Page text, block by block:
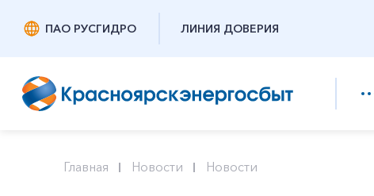
ПАО РУСГИДРО ЛИНИЯ ДОВЕРИЯ
Главная Новости Новости